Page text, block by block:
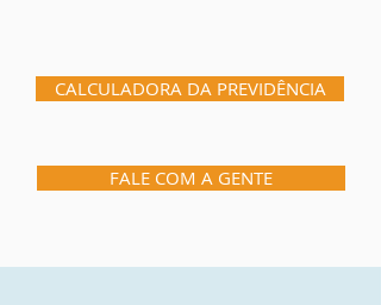
CALCULADORA DA PREVIDÊNCIA
FALE COM A GENTE